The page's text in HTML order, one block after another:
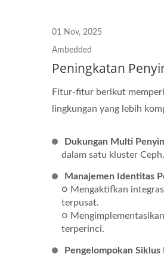
01 Nov, 2025
Ambedded
Peningkatan
Fitur-fitur berikut
lingkungan yang lebih
Dukungan Multi
dalam satu kluster Ceph.
Manajemen Identitas
○ Mengaktifkan
terpusat.
○ Mengimplementasikan
terperinci.
Pengelompokan Siklus